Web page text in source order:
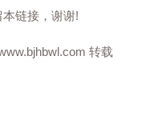
链接，谢谢!
转载